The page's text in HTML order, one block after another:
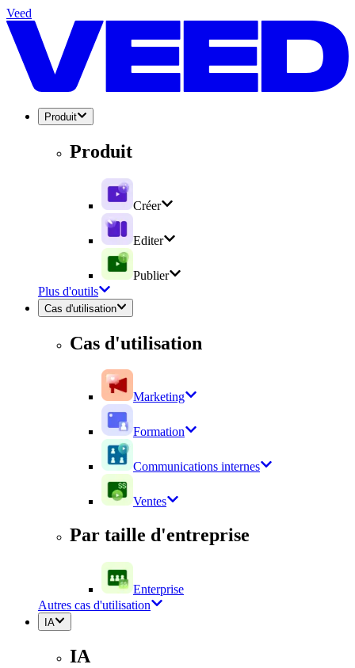
Veed
Produit
Produit
Créer
Editer
Publier
Plus d'outils
Cas d'utilisation
Cas d'utilisation
Marketing
Formation
Communications internes
Ventes
Par taille d'entreprise
Enterprise
Autres cas d'utilisation
IA
IA